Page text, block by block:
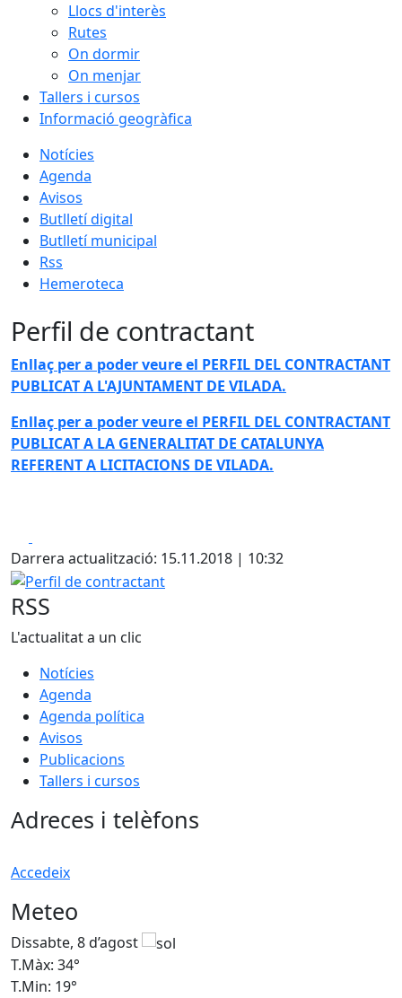
Llocs d'interès
Rutes
On dormir
On menjar
Tallers i cursos
Informació geogràfica
Notícies
Agenda
Avisos
Butlletí digital
Butlletí municipal
Rss
Hemeroteca
Perfil de contractant
Enllaç per a poder veure el PERFIL DEL CONTRACTANT
PUBLICAT A L'AJUNTAMENT DE VILADA.
Enllaç per a poder veure el PERFIL DEL CONTRACTANT
PUBLICAT A LA GENERALITAT DE CATALUNYA
REFERENT A LICITACIONS DE VILADA.
Darrera actualització: 15.11.2018 | 10:32
Perfil de contractant
RSS
L'actualitat a un clic
Notícies
Agenda
Agenda política
Avisos
Publicacions
Tallers i cursos
Adreces i telèfons
Accedeix
Meteo
Dissabte, 8 d’agost
T.Màx: 34°
T.Min: 19°